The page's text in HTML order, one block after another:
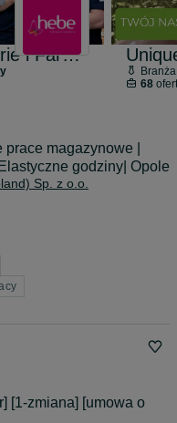
Jeronimo Martins Drogerie i Farmacja Sp.zo.o.
68
magazynowe |
godziny| Opole
Sp. z o.o.
[1-zmiana] [umowa o